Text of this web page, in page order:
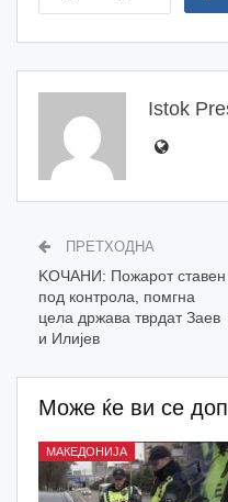
Istok
ПРЕТХОДНА
KOЧАНИ: Пожарот ставен
под контрола, помгна
цела држава тврдат Заев
и Илијев
Може ќе ви се
МАКЕДОНИЈА